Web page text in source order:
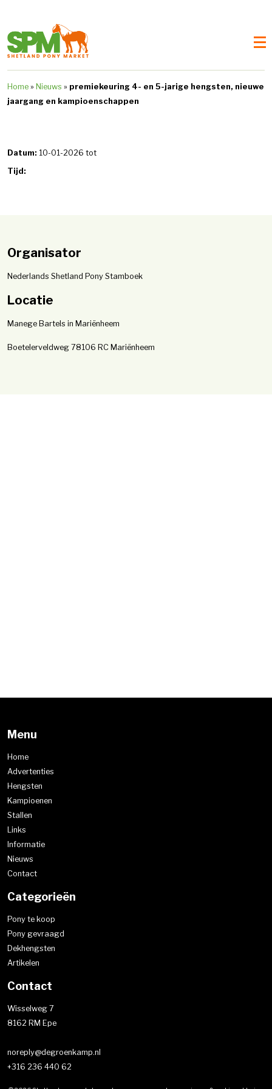
Home » Nieuws » premiekeuring 4- en 5-jarige hengsten, nieuwe
jaargang en kampioenschappen
Datum: 10-01-2026 tot
Tijd:
Organisator
Nederlands Shetland Pony Stamboek
Locatie
Manege Bartels in Mariënheem
Boetelerveldweg 78106 RC Mariënheem
Menu
Home
Advertenties
Hengsten
Kampioenen
Stallen
Links
Informatie
Nieuws
Contact
Categorieën
Pony te koop
Pony gevraagd
Dekhengsten
Artikelen
Contact
Wisselweg 7
8162 RM Epe
noreply@degroenkamp.nl
+316 236 440 62